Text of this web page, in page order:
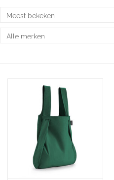
Cadeaubonnen